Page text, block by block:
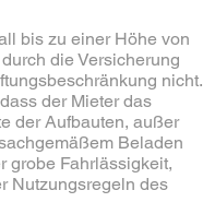
bis zu einer Höhe von
die Versicherung
nicht.
der Mieter das
der Aufbauten, außer
Beladen
grobe Fahrlässigkeit,
Nutzungsregeln des